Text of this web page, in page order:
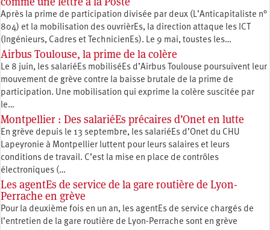
Après la prime de participation divisée par deux (L’Anticapitaliste n°
804) et la mobilisation des ouvrièrEs, la direction attaque les ICT
(Ingénieurs, Cadres et TechnicienEs). Le 9 mai, toustes les…
Airbus Toulouse, la prime de la colère
Le 8 juin, les salariéEs mobiliséEs d’Airbus Toulouse poursuivent leur
mouvement de grève contre la baisse brutale de la prime de
participation. Une mobilisation qui exprime la colère suscitée par
le…
Montpellier : Des salariéEs précaires d’Onet en lutte
En grève depuis le 13 septembre, les salariéEs d’Onet du CHU
Lapeyronie à Montpellier luttent pour leurs salaires et leurs
conditions de travail. C’est la mise en place de contrôles
électroniques (…
Les agentEs de service de la gare routière de Lyon-
Perrache en grève
Pour la deuxième fois en un an, les agentEs de service chargés de
l’entretien de la gare routière de Lyon-Perrache sont en grève